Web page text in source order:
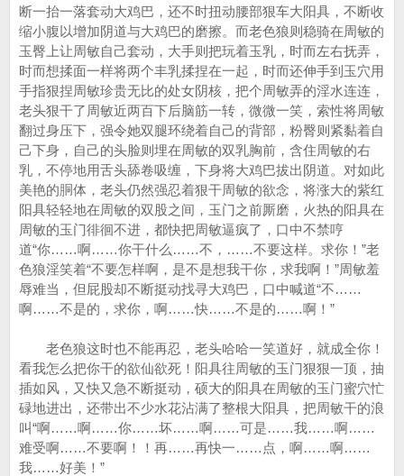
断一抬一落套动大鸡巴，还不时扭动腰部狠车大阳具，不断收
缩小腹以增加阴道与大鸡巴的磨擦。而老色狼则稳骑在周敏的
玉臀上让周敏自己套动，大手则把玩着玉乳，时而左右抚弄，
时而想揉面一样将两个丰乳揉捏在一起，时而还伸手到玉穴用
手指狠捏周敏珍贵无比的处女阴核，把个周敏弄的淫水连连，
老头狠干了周敏近两百下后脑筋一转，微微一笑，索性将周敏
翻过身压下，强令她双腿环绕着自己的背部，粉臀则紧黏着自
己下身，自己的头脸则埋在周敏的双乳胸前，含住周敏的右
乳，不停地用舌头舔卷吸缠，下身将大鸡巴拔出阴道。对如此
美艳的胴体，老头仍然强忍着狠干周敏的欲念，将涨大的紫红
阳具轻轻地在周敏的双股之间，玉门之前厮磨，火热的阳具在
周敏的玉门徘徊不进，都快把周敏逼疯了，口中不禁哼
道“你……啊……你干什么……不，……不要这样。求你！”老
色狼淫笑着“不要怎样啊，是不是想我干你，求我啊！”周敏羞
辱难当，但屁股却不断挺动找寻大鸡巴，口中喊道“不……
啊……不是的，求你，啊……快……不是的……啊！”
老色狼这时也不能再忍，老头哈哈一笑道好，就成全你！
看我怎么把你干的欲仙欲死！阳具往周敏的玉门狠狠一顶，抽
插如风，又快又急不断挺动，硕大的阳具在周敏的玉门蜜穴忙
碌地进出，还带出不少水花沾满了整根大阳具，把周敏干的浪
叫“啊……啊……你……坏……啊……可是……我……啊……
难受啊……不要啊！！再……再快一……点，啊……啊……
我……好美！”